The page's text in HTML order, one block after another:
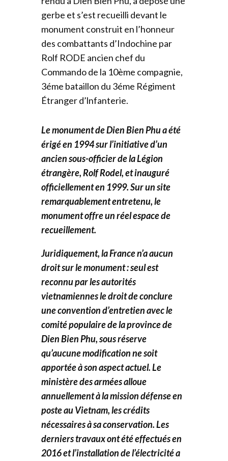
gerbe et s’est recueilli devant le
monument construit en l’honneur
des combattants d’Indochine par
Rolf RODE ancien chef du
Commando de la 10ème compagnie,
3éme bataillon du 3éme Régiment
Étranger d’lnfanterie.
Le monument de Dien Bien Phu a été
érigé en 1994 sur l’initiative d’un
ancien sous-officier de la Légion
étrangère, Rolf Rodel, et inauguré
officiellement en 1999. Sur un site
remarquablement entretenu, le
monument offre un réel espace de
recueillement.
Juridiquement, la France n’a aucun
droit sur le monument : seul est
reconnu par les autorités
vietnamiennes le droit de conclure
une convention d’entretien avec le
comité populaire de la province de
Dien Bien Phu, sous réserve
qu’aucune modification ne soit
apportée à son aspect actuel. Le
ministère des armées alloue
annuellement à la mission défense en
poste au Vietnam, les crédits
nécessaires à sa conservation. Les
derniers travaux ont été effectués en
2016 et l’installation de l’électricité a